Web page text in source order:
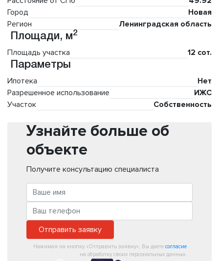
Город
Новая
Регион
Ленинградская область
Площади, м2
Площадь участка
12 сот.
Параметры
Ипотека
Нет
Разрешенное использование
ИЖС
Участок
Собственность
Узнайте больше об
объекте
Получите консультацию специалиста
Отправить заявку
Нажимая на кнопку «Отправить заявку», Вы даете согласие
на обработку своих персональных данных.